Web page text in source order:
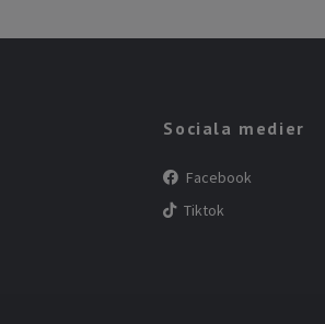
Sociala medier
Facebook
Tiktok